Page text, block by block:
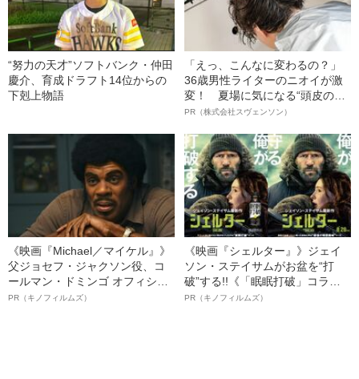
“努力の天才”ソフトバンク・仲田
慶介、育成ドラフト14位からの
下剋上物語
「えっ、こんなに変わるの？」
36歳男性ライターのニオイが激
変！ 夏場に気になる“頭皮のニ
オイ”や“ベタつき”を解消す
ト”が生み出した徹底ケアとは
PR（株式会社スヴェンソン）
《映画『Michael／マイケル』》
父ジョセフ・ジャクソン役、コ
ールマン・ドミンゴ オフィシャ
ルインタビュー“観客を魅了した
PR（キノフィルムズ）
《映画『シェルター』》ジェイ
ソン・ステイサムがお盆を“打
破”する!!《「眠眠打破」コラ
ボ》
PR（キノフィルムズ）